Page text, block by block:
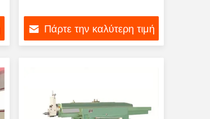
Πάρτε την καλύτερη τιμή